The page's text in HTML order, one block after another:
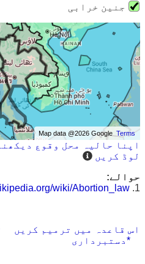
جنین خرابی
Map data @2026 GoogleTerms
اپنا حالیہ محل وقوع
لوڈ کریں
حوالے:
1.
wiki/Abortion_law
اس قاعدہ میں ترمیم کریں
*دستبرداری